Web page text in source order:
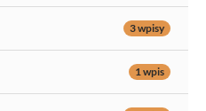
3 wpisy
1 wpis